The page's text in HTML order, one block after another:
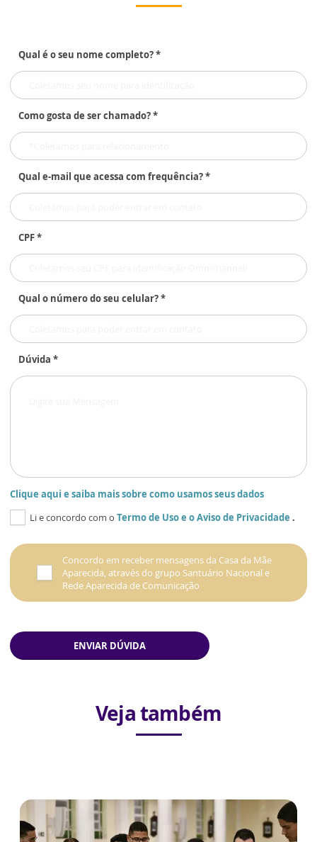
Qual é o seu nome completo? *
Como gosta de ser chamado? *
Qual e-mail que acessa com frequência? *
CPF *
Qual o número do seu celular? *
Dúvida *
Clique aqui e saiba mais sobre como usamos seus dados
Li e concordo com o Termo de Usoe oAviso de Privacidade .
Concordo em receber mensagens da Casa da Mãe
Aparecida, através do grupo Santuário Nacional e
Rede Aparecida de Comunicação
ENVIAR DÚVIDA
Veja também